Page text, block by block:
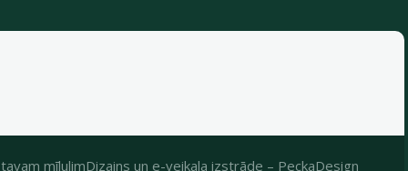
mīlulimDizains un e-veikala izstrāde – PeckaDesign